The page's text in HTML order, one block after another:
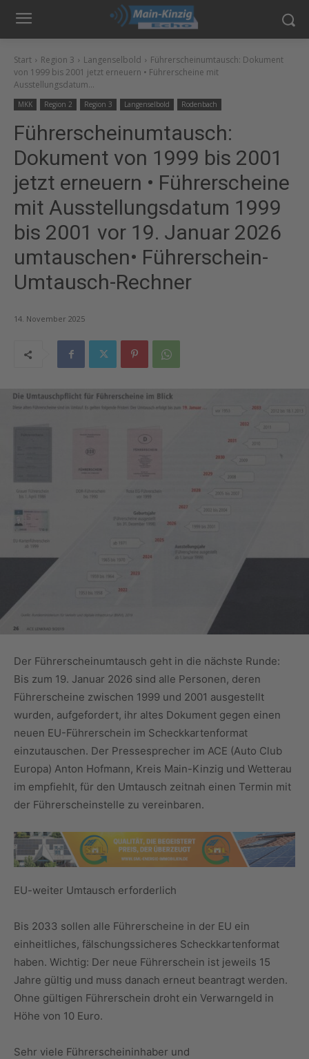
Start Region 3 Langenselbold
Führerscheinumtausch: Dokument
von 1999 bis 2001 jetzt erneuern • Führerscheine mit
Ausstellungsdatum...
MKK Region 2 Region 3 Langenselbold Rodenbach
Führerscheinumtausch:
Dokument von 1999 bis 2001
jetzt erneuern • Führerscheine
mit Ausstellungsdatum 1999
bis 2001 vor 19. Januar 2026
umtauschen• Führerschein-
Umtausch-Rechner
14. November 2025
Der Führerscheinumtausch geht in die nächste Runde:
Bis zum 19. Januar 2026 sind alle Personen, deren
Führerscheine zwischen 1999 und 2001 ausgestellt
wurden, aufgefordert, ihr altes Dokument gegen einen
neuen EU-Führerschein im Scheckkartenformat
einzutauschen. Der Pressesprecher im ACE (Auto Club
Europa) Anton Hofmann, Kreis Main-Kinzig und Wetterau
im empfiehlt, für den Umtausch zeitnah einen Termin mit
der Führerscheinstelle zu vereinbaren.
EU-weiter Umtausch erforderlich
Bis 2033 sollen alle Führerscheine in der EU ein
einheitliches, fälschungssicheres Scheckkartenformat
haben. Wichtig: Der neue Führerschein ist jeweils 15
Jahre gültig und muss danach erneut beantragt werden.
Ohne gültigen Führerschein droht ein Verwarngeld in
Höhe von 10 Euro.
Sehr viele Führerscheininhaber und